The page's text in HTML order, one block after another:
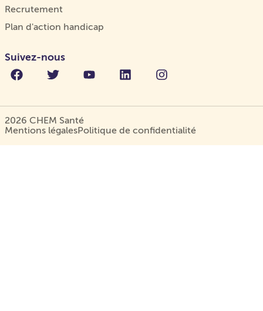
Recrutement
Plan d'action handicap
Suivez-nous
2026 CHEM Santé
Mentions légalesPolitique de confidentialité